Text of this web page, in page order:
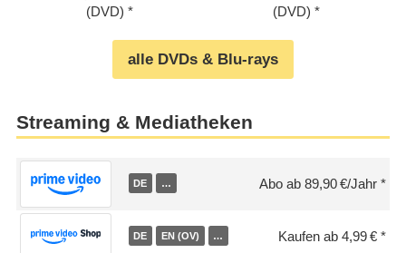
(DVD)
(DVD)
alle DVDs & Blu-rays
Streaming & Mediatheken
DE … Abo ab 89,90 €/Jahr
DE EN (OV) … Kaufen ab 4,99 €